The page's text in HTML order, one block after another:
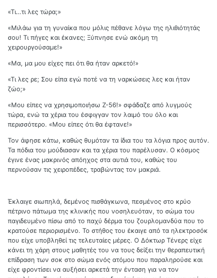
«Τι…τι λες τώρα;»
«Μιλάω για τη γυναίκα που μόλις πέθανε λόγω της ηλιθιότητάς
σου! Τι πήγες και έκανες; Ξύπνησε ενώ ακόμη τη
χειρουργούσαμε!»
«Μα, μα μου είχες πει ότι θα ήταν αρκετό!»
«Τι λες ρε; Σου είπα εγώ ποτέ να τη ναρκώσεις λες και ήταν
ζώο;»
«Μου είπες να χρησιμοποιήσω Ζ-56!» σφάδαζε από λυγμούς
τώρα, ενώ τα χέρια του έσφιγγαν τον λαιμό του όλο και
περισσότερο. «Μου είπες ότι θα έφτανε!»
Τον άφησε κάτω, καθώς θυμόταν τα ίδια του τα λόγια προς αυτόν.
Τα πόδια του μούδιασαν και τα χέρια του παρέλυσαν. Ο κόσμος
έγινε ένας μακρινός απόηχος στα αυτιά του, καθώς του
περνούσαν τις χειροπέδες, τραβώντας τον μακριά.
Έκλαιγε σιωπηλά, δεμένος πισθάγκωνα, πεσμένος στο κρύο
πέτρινο πάτωμα της κλινικής που νοσηλευόταν, το σώμα του
παγιδευμένο πίσω από το παχύ δέρμα του ζουρλομανδύα που το
κρατούσε περιορισμένο. Το στήθος του έκαιγε από τα ηλεκτροσόκ
που είχε υποβληθεί τις τελευταίες μέρες. Ο Δόκτωρ Τένερς είχε
κάνει τη χάρη στους μαθητές του να τους δείξει την θεραπευτική
επίδραση των σοκ στο σώμα ενός ατόμου που παραληρούσε και
είχε φροντίσει να αυξήσει αρκετά την ένταση για να τον